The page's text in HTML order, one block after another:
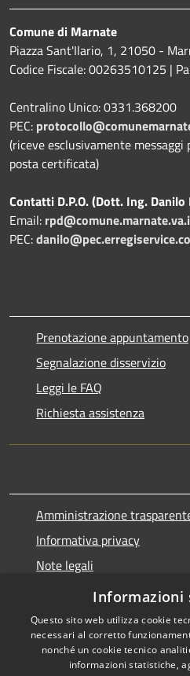
Comune di Marnate
Piazza Sant'Ilario, 1, 21050 -
Codice Fiscale: 00263510125 |
Centralino Unico: 0331.368200
PEC:
(riceve esclusivamente
posta certificata)
Contatti D.P.O. (Dott. Ing. Danilo
Email:
PEC:
Prenotazione appuntamento
Segnalazione disservizio
Leggi le FAQ
Richiesta assistenza
Amministrazione
Informativa privacy
Note legali
Dichiarazione di accessibilità
Informazioni
Questo sito web utilizza cookie
necessari al corretto
nonché un cookie tecnico
informazioni statistiche,